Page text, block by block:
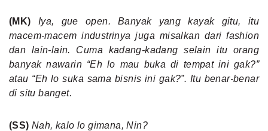
(MK)
Iya, gue open. Banyak yang kayak gitu, itu
macem-macem industrinya juga misalkan dari fashion
dan lain-lain. Cuma kadang-kadang selain itu orang
banyak nawarin “Eh lo mau buka di tempat ini gak?”
atau “Eh lo suka sama bisnis ini gak?”. Itu benar-benar
di situ banget.
(SS) Nah, kalo lo gimana, Nin?